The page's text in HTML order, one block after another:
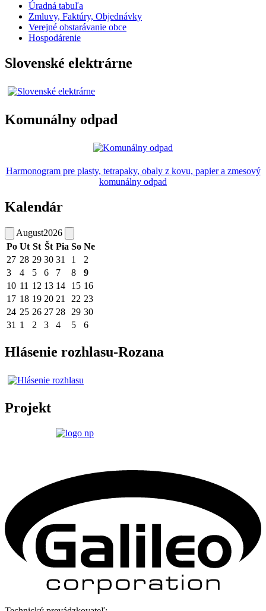
Úradná tabuľa
Zmluvy, Faktúry, Objednávky
Verejné obstarávanie obce
Hospodárenie
Slovenské elektrárne
Komunálny odpad
Harmonogram pre plasty, tetrapaky, obaly z kovu, papier a zmesový
komunálny odpad
Kalendár
August2026
Po Ut St Št Pia So Ne
27 28 29 30 31 1
2
3
4 5 6 7 8
9
10 11 12 13 14 15 16
17 18 19 20 21 22 23
24 25 26 27 28 29 30
31 1 2 3 4 5 6
Hlásenie rozhlasu-Rozana
Projekt